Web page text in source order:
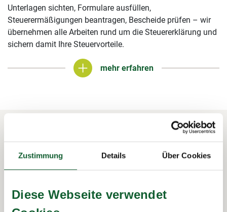
Zustimmung Details Über Cookies
Diese Webseite verwendet
Unterlagen sichten, Formulare ausfüllen,
Steuerermäßigungen beantragen, Bescheide prüfen – wir
übernehmen alle Arbeiten rund um die Steuererklärung und
sichern damit Ihre Steuervorteile.
mehr erfahren
mehr erfahren
In 3 Schritten zur Steuererklärung.
So funktioniert's: